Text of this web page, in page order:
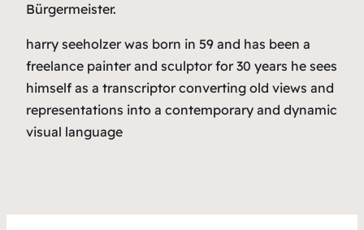
Bürgermeister.
harry seeholzer was born in 59 and has been a
freelance painter and sculptor for 30 years he sees
himself as a transcriptor converting old views and
representations into a contemporary and dynamic
visual language